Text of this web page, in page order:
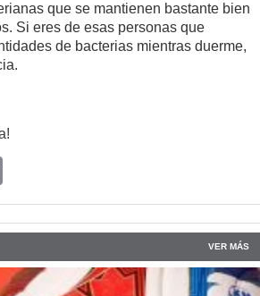
que se mantienen bastante bien
Si eres de esas personas que
de bacterias mientras duerme,
VER MÁS